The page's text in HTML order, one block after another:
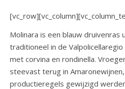
Molinara is een blauw druivenras
traditioneel in de
met corvina en rondinella.
steevast terug in
productieregels gewijzigd